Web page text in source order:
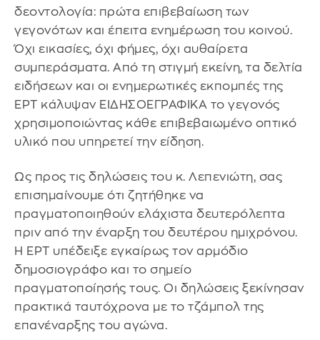
δεοντολογία: πρώτα επιβεβαίωση των
γεγονότων και έπειτα ενημέρωση του κοινού.
Όχι εικασίες, όχι φήμες, όχι αυθαίρετα
συμπεράσματα. Από τη στιγμή εκείνη, τα δελτία
ειδήσεων και οι ενημερωτικές εκπομπές της
ΕΡΤ κάλυψαν ΕΙΔΗΣΟΕΓΡΑΦΙΚΑ το γεγονός
χρησιμοποιώντας κάθε επιβεβαιωμένο οπτικό
υλικό που υπηρετεί την είδηση.
Ως προς τις δηλώσεις του κ. Λεπενιώτη, σας
επισημαίνουμε ότι ζητήθηκε να
πραγματοποιηθούν ελάχιστα δευτερόλεπτα
πριν από την έναρξη του δευτέρου ημιχρόνου.
Η ΕΡΤ υπέδειξε εγκαίρως τον αρμόδιο
δημοσιογράφο και το σημείο
πραγματοποίησής τους. Οι δηλώσεις ξεκίνησαν
πρακτικά ταυτόχρονα με το τζάμπολ της
επανέναρξης του αγώνα.